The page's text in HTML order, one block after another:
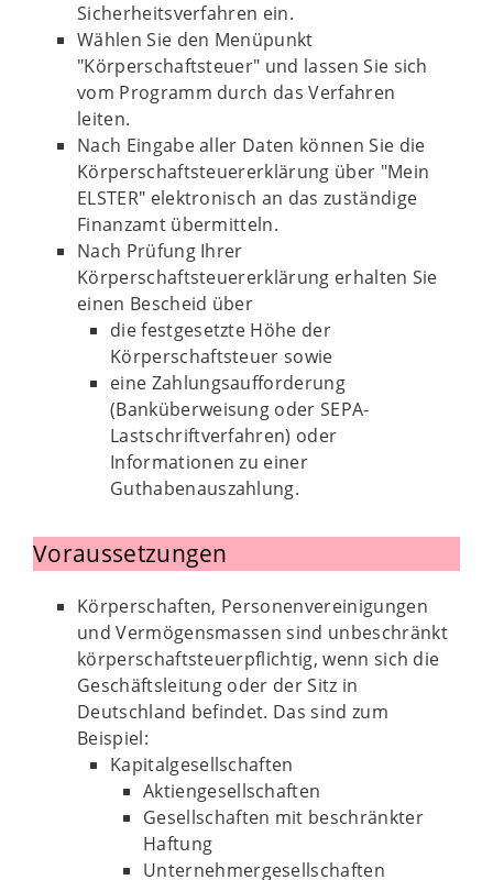
Sicherheitsverfahren ein.
Wählen Sie den Menüpunkt
"Körperschaftsteuer" und lassen Sie sich
vom Programm durch das Verfahren
leiten.
Nach Eingabe aller Daten können Sie die
Körperschaftsteuererklärung über "Mein
ELSTER" elektronisch an das zuständige
Finanzamt übermitteln.
Nach Prüfung Ihrer
Körperschaftsteuererklärung erhalten Sie
einen Bescheid über
die festgesetzte Höhe der
Körperschaftsteuer sowie
eine Zahlungsaufforderung
(Banküberweisung oder SEPA-
Lastschriftverfahren) oder
Informationen zu einer
Guthabenauszahlung.
Voraussetzungen
Körperschaften, Personenvereinigungen
und Vermögensmassen sind unbeschränkt
körperschaftsteuerpflichtig, wenn sich die
Geschäftsleitung oder der Sitz in
Deutschland befindet. Das sind zum
Beispiel:
Kapitalgesellschaften
Aktiengesellschaften
Gesellschaften mit beschränkter
Haftung
Unternehmergesellschaften